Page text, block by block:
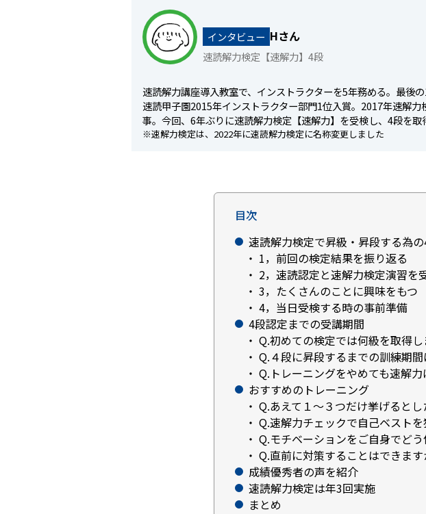
インタビュー Hさん
速読解力検定【速解力】4段
速読解力講座導入教室で、インストラクターを5年務める。最後の
速読甲子園2015年インストラクター部門1位入賞。2017年速解
事。今回、6年ぶりに速読解力検定【速解力】を受検し、4段を取
※速解力検定は、2022年に速読解力検定に名称変更しました
目次
速読解力検定で昇級・昇段する為
1，前回の検定結果を振り返る
2，速読認定と速解力検定演習を
3，たくさんのことに興味をもつ
4，当日受検する時の事前準備
4段認定までの受講期間
Q.初めての検定では何級を取得し
Q.４段に昇段するまでの訓練期間
Q.トレーニングをやめても速解力
おすすめのトレーニング
Q.あえて１～３つだけ挙げるとし
Q.速解力チェックで自己ベスト
Q.モチベーションをご自身でど
Q.直前に対策することはできます
成績優秀者の声を紹介
速読解力検定は年3回実施
まとめ